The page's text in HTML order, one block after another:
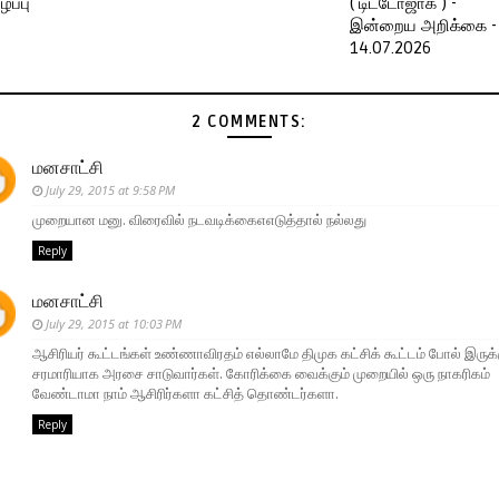
இன்றைய அறிக்கை -
14.07.2026
2 COMMENTS:
மனசாட்சி
July 29, 2015 at 9:58 PM
முறையான மனு. விரைவில் நடவடிக்கைஎஎடுத்தால் நல்லது
Reply
மனசாட்சி
July 29, 2015 at 10:03 PM
ஆசிரியர் கூட்டங்கள் உண்ணாவிரதம் எல்லாமே திமுக கட்சிக் கூட்டம் போல்
சரமாரியாக அரசை சாடுவார்கள். கோரிக்கை வைக்கும் முறையில் ஒரு நாகரிகம்
வேண்டாமா நாம் ஆசிரிர்களா கட்சித் தொண்டர்களா.
Reply